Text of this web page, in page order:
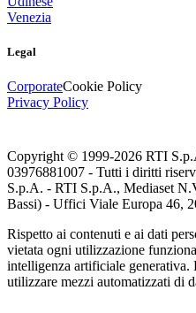
Venezia
Legal
CorporateCookie Policy
Privacy Policy
Copyright © 1999-2026 RTI
03976881007 - Tutti i diritti
S.p.A. - RTI S.p.A., Mediaset
Bassi) - Uffici Viale Europa 46,
Rispetto ai contenuti e ai dati
vietata ogni utilizzazione
intelligenza artificiale generativa.
utilizzare mezzi automatizzati di